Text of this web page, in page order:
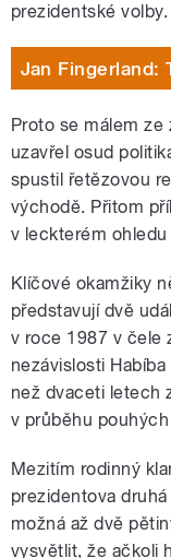
prezidentské volby.
Jan Fingerland:
Proto se málem
uzavřel osud
spustil řetězovou
východě. Přitom
v leckterém
Klíčové okamžiky
představují dvě
v roce 1987 v čele
nezávislosti
než dvaceti letech
v průběhu
Mezitím rodinný
prezidentova
možná až dvě
vysvětlit, že ačkoli